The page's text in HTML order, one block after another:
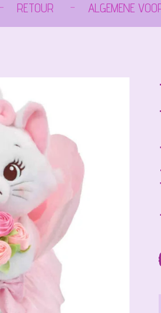
RETOUR ALGEMENE